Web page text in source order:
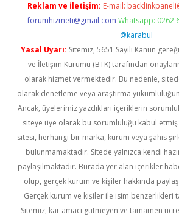
Reklam ve İletişim: E-mail:
forumhizmeti@gmail.com Whatsapp: 0262
@karabul
Yasal Uyarı: Sitemiz, 5651 Sayılı Kanun
ve İletişim Kurumu (BTK) tarafından
olarak hizmet vermektedir. Bu nedenle,
olarak denetleme veya araştırma
Ancak, üyelerimiz yazdıkları içeriklerin
siteye üye olarak bu sorumluluğu kabul etmiş
sitesi, herhangi bir marka, kurum veya şahıs
bulunmamaktadır. Sitede yalnızca kendi
paylaşılmaktadır. Burada yer alan içerikler
olup, gerçek kurum ve kişiler hakkında
Gerçek kurum ve kişiler ile isim benzerlikleri
Sitemiz, kar amacı gütmeyen ve tamamen